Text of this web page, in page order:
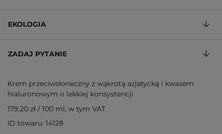
EKOLOGIA
ZADAJ PYTANIE
Krem przeciwsłoneczny z wąkrotą azjatycką i kwasem
hialuronowym o lekkiej konsystencji
179,20 zł / 100 ml, w tym VAT
ID towaru: 14128